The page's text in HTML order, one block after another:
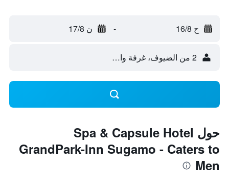
ح 16/8 - ن 17/8
2 من الضيوف، غرفة واحدة
حول Spa & Capsule Hotel
GrandPark-Inn Sugamo - Caters to
Men